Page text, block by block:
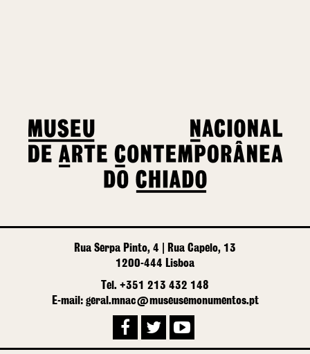
Rua Serpa Pinto, 4 | Rua Capelo, 13
1200-444 Lisboa
Tel. +351 213 432 148
E-mail: geral.mnac@museusemonumentos.pt